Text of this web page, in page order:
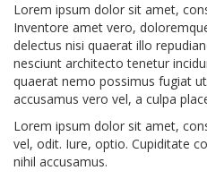
Lorem ipsum dolor sit amet,
Inventore amet vero,
delectus nisi quaerat illo
nesciunt architecto tenetur
quaerat nemo possimus fugiat
accusamus vero vel, a culpa
Lorem ipsum dolor sit amet,
vel, odit. Iure, optio. Cupiditate
nihil accusamus.